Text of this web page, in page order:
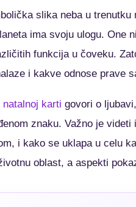
slika neba u
ima svoju ulogu. One
funkcija u čoveku.
i kakve odnose prave
natalnoj karti govori o
znaku. Važno je
i kako se uklapa u celu
oblast, a aspekti